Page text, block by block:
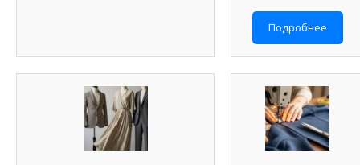
Подробнее